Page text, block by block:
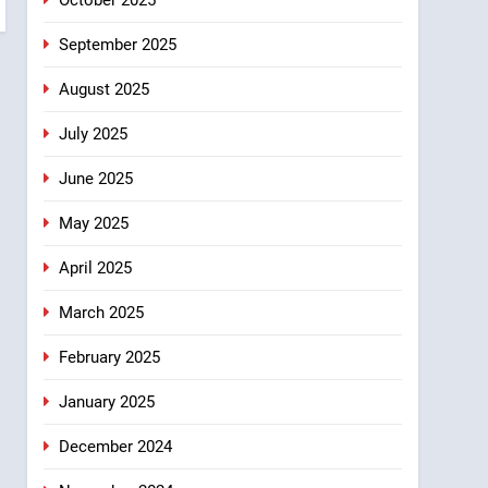
September 2025
August 2025
July 2025
June 2025
May 2025
April 2025
March 2025
February 2025
January 2025
December 2024